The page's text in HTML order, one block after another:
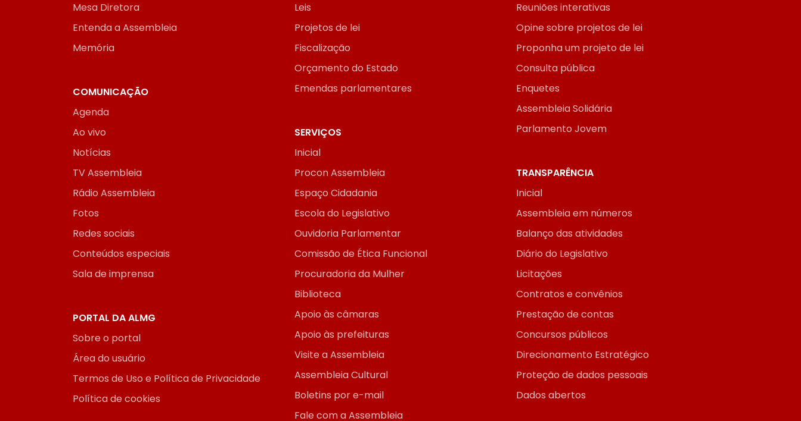
Mesa Diretora
Entenda a Assembleia
Memória
Leis
Projetos de lei
Fiscalização
Orçamento do Estado
Emendas parlamentares
Reuniões interativas
Opine sobre projetos de lei
Proponha um projeto de lei
Consulta pública
Enquetes
Assembleia Solidária
Parlamento Jovem
COMUNICAÇÃO
Agenda
Ao vivo
Notícias
TV Assembleia
Rádio Assembleia
Fotos
Redes sociais
Conteúdos especiais
Sala de imprensa
SERVIÇOS
Inicial
Procon Assembleia
Espaço Cidadania
Escola do Legislativo
Ouvidoria Parlamentar
Comissão de Ética Funcional
Procuradoria da Mulher
Biblioteca
Apoio às câmaras
Apoio às prefeituras
Visite a Assembleia
Assembleia Cultural
Boletins por e-mail
Fale com a Assembleia
TRANSPARÊNCIA
Inicial
Assembleia em números
Balanço das atividades
Diário do Legislativo
Licitações
Contratos e convênios
Prestação de contas
Concursos públicos
Direcionamento Estratégico
Proteção de dados pessoais
Dados abertos
PORTAL DA ALMG
Sobre o portal
Área do usuário
Termos de Uso e Política de Privacidade
Política de cookies